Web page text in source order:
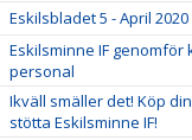
Eskilsbladet 5 - April 2020
Eskilsminne IF
personal
Ikväll smäller det! Köp
stötta Eskilsminne IF!